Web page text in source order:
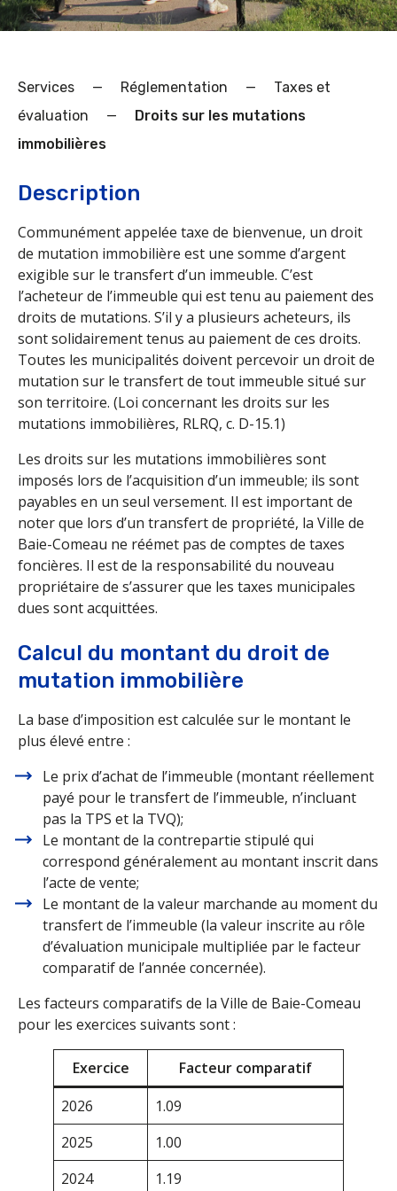
Services — Réglementation —
Taxes et
évaluation
—
Droits sur les mutations
immobilières
Description
Communément appelée taxe de bienvenue, un droit
de mutation immobilière est une somme d’argent
exigible sur le transfert d’un immeuble. C’est
l’acheteur de l’immeuble qui est tenu au paiement des
droits de mutations. S’il y a plusieurs acheteurs, ils
sont solidairement tenus au paiement de ces droits.
Toutes les municipalités doivent percevoir un droit de
mutation sur le transfert de tout immeuble situé sur
son territoire. (Loi concernant les droits sur les
mutations immobilières, RLRQ, c. D-15.1)
Les droits sur les mutations immobilières sont
imposés lors de l’acquisition d’un immeuble; ils sont
payables en un seul versement. Il est important de
noter que lors d’un transfert de propriété, la Ville de
Baie-Comeau ne réémet pas de comptes de taxes
foncières. Il est de la responsabilité du nouveau
propriétaire de s’assurer que les taxes municipales
dues sont acquittées.
Calcul du montant du droit de
mutation immobilière
La base d’imposition est calculée sur le montant le
plus élevé entre :
Le prix d’achat de l’immeuble (montant réellement
payé pour le transfert de l’immeuble, n’incluant
pas la TPS et la TVQ);
Le montant de la contrepartie stipulé qui
correspond généralement au montant inscrit dans
l’acte de vente;
Le montant de la valeur marchande au moment du
transfert de l’immeuble (la valeur inscrite au rôle
d’évaluation municipale multipliée par le facteur
comparatif de l’année concernée).
Les facteurs comparatifs de la Ville de Baie-Comeau
pour les exercices suivants sont :
Exercice
Facteur comparatif
2026
1.09
2025
1.00
2024
1.19